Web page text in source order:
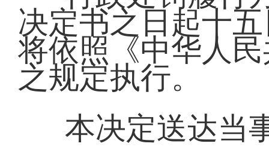
决定书之日起十
将依照《中华人
之规定执行。
本决定送达当